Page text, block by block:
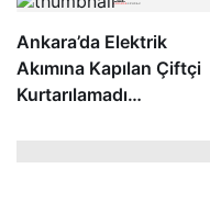
Akımına Kapılan Çiftçi
Kurtarılamadı…